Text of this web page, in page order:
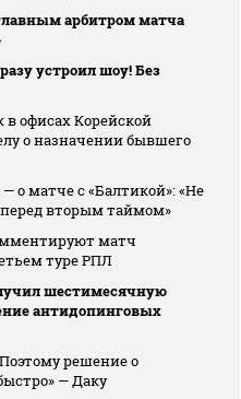
арбитром матча
устроил шоу! Без
в офисах Корейской
о назначении бывшего
о матче с «Балтикой»: «Не
вторым таймом»
матч
туре РПЛ
шестимесячную
антидопинговых
решение о
— Даку